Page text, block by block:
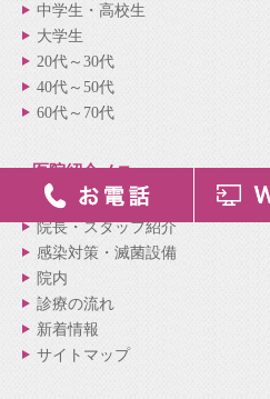
中学生・高校生
大学生
20代～30代
40代～50代
60代～70代
■医院紹介メニュー
医院紹介
院長・スタッフ紹介
感染対策・滅菌設備
院内
診療の流れ
新着情報
サイトマップ